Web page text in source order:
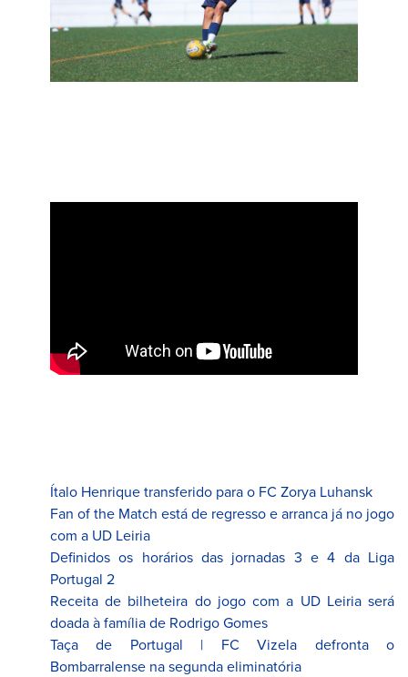
Ítalo Henrique transferido para o FC Zorya Luhansk
Fan of the Match está de regresso e arranca já no jogo
com a UD Leiria
Definidos os horários das jornadas 3 e 4 da Liga
Portugal 2
Receita de bilheteira do jogo com a UD Leiria será
doada à família de Rodrigo Gomes
Taça de Portugal | FC Vizela defronta o
Bombarralense na segunda eliminatória